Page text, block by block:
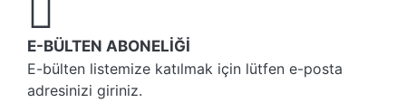
E-BÜLTEN ABONELİĞİ
E-bülten listemize katılmak için lütfen e-posta
adresinizi giriniz.